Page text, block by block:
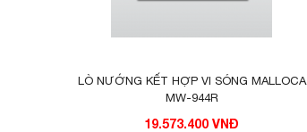
LÒ NƯỚNG KẾT HỢP VI SÓNG MALLOCA
MW-944R
19.573.400 VNĐ